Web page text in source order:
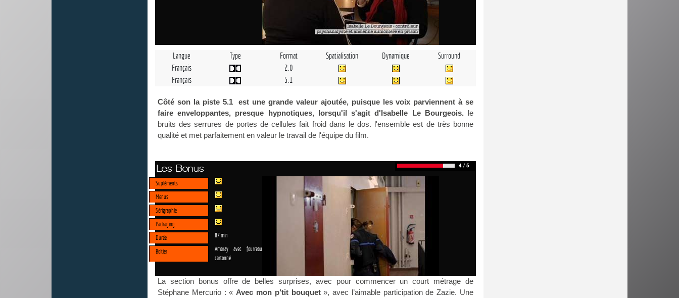
Langue Type Format Spatialisation Dynamique
Surround
Français
2.0
Français
5.1
Côté son la piste 5.1
est une grande valeur ajoutée, puisque les voix parviennent à se
faire enveloppantes, presque hypnotiques, lorsqu'il s'agit d'Isabelle Le Bourgeois.le
bruits des serrures de portes de cellules fait froid dans le dos. l'ensemble est de très bonne
qualité et met parfaitement en valeur le travail de l'équipe du film.
Les Bonus
Supléments
Menus
Sérigraphie
Packaging
Durée
87 min
Boitier
Amaray avec fourreau
cartonné
La section bonus offre de belles surprises, avec pour commencer un court métrage de
Stéphane Mercurio : « Avec mon p’tit bouquet», avec l’aimable participation de Zazie. Une